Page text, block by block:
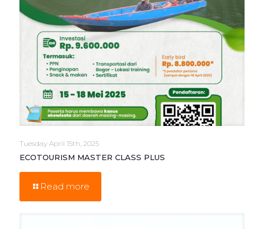
Tuesday April 15th, 2025
ECOTOURISM MASTER CLASS PLUS
Read more